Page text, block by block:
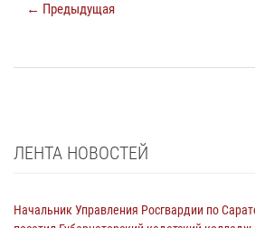
← Предыдущая
ЛЕНТА НОВОСТЕЙ
Начальник Управления Росгвардии по